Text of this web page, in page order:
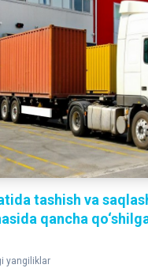
tashish va
qancha
yangiliklar